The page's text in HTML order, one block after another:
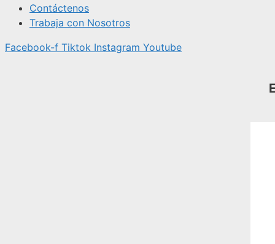
Contáctenos
Trabaja con Nosotros
Facebook-f Tiktok Instagram Youtube